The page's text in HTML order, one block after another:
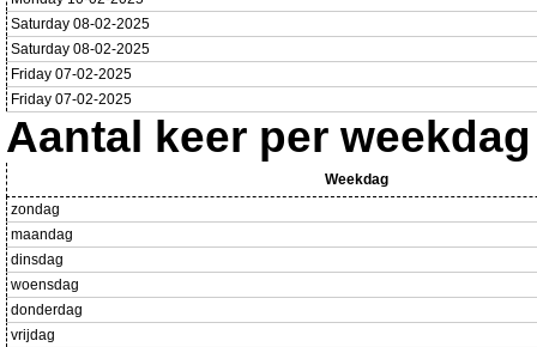
Saturday 08-02-2025
Saturday 08-02-2025
Friday 07-02-2025
Friday 07-02-2025
Aantal keer per weekdag
Weekdag
zondag
maandag
dinsdag
woensdag
donderdag
vrijdag